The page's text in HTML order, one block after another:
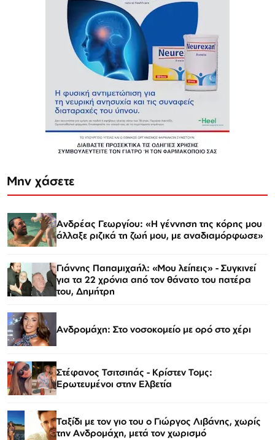
Μην χάσετε
Ανδρέας Γεωργίου: «Η γέννηση της κόρης μου
άλλαξε ριζικά τη ζωή μου, με αναδιαμόρφωσε»
Γιάννης Παπαμιχαήλ: «Μου λείπεις» - Συγκινεί
για τα 22 χρόνια από τον θάνατο του πατέρα
του, Δημήτρη
Ανδρομάχη: Στο νοσοκομείο με ορό στο χέρι
Στέφανος Τσιτσιπάς - Kρίστεν Τομς:
Ερωτευμένοι στην Ελβετία
Ταξίδι με τον γιο του ο Γιώργος Λιβάνης, χωρίς
την Ανδρομάχη, μετά τον χωρισμό